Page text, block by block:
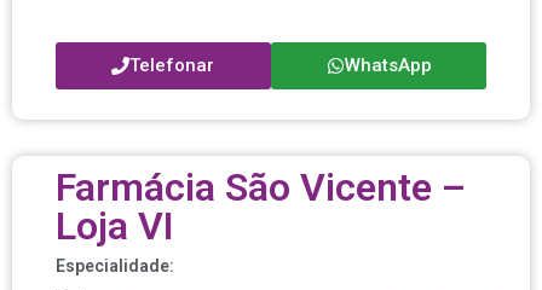
Telefonar WhatsApp
Farmácia São Vicente –
Loja VI
Especialidade: